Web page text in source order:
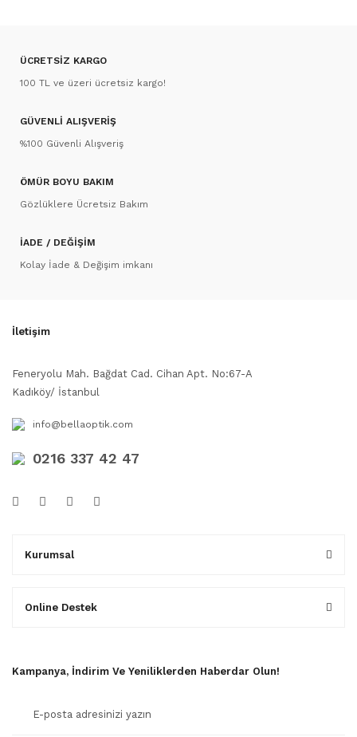
ÜCRETSİZ KARGO
100 TL ve üzeri ücretsiz kargo!
GÜVENLİ ALIŞVERİŞ
%100 Güvenli Alışveriş
ÖMÜR BOYU BAKIM
Gözlüklere Ücretsiz Bakım
İADE / DEĞİŞİM
Kolay İade & Değişim imkanı
İletişim
Feneryolu Mah. Bağdat Cad. Cihan Apt. No:67-A
Kadıköy/ İstanbul
info@bellaoptik.com
0216 337 42 47
Kurumsal
Online Destek
Kampanya, İndirim Ve Yeniliklerden Haberdar Olun!